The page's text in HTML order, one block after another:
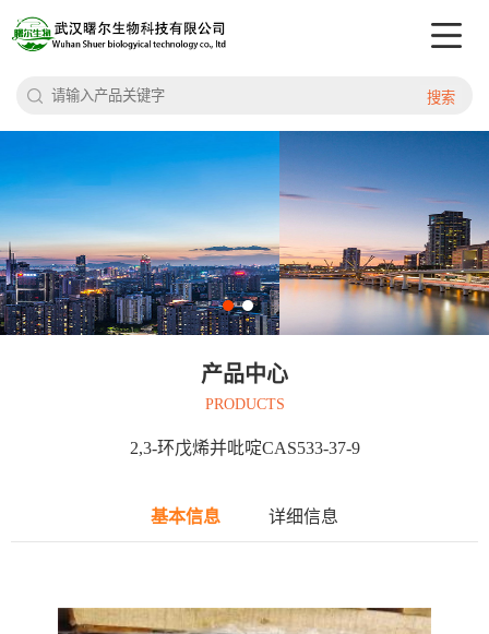
搜索
产品中心
PRODUCTS
2,3-环戊烯并吡啶CAS533-37-9
基本信息 详细信息